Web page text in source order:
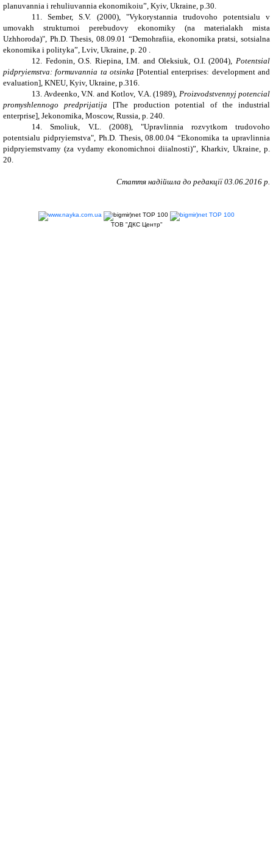
planuvannia i rehuliuvannia ekonomikoiu”, Kyiv, Ukraine, p. 30.
11. Sember, S.V. (2000), "Vykorystannia trudovoho potentsialu v
umovakh strukturnoi perebudovy ekonomiky (na materialakh mista
Uzhhoroda)", Ph.D. Thesis,08.09.01 “Demohrafiia, ekonomika pratsi, sotsialna
ekonomika i polityka”, Lviv, Ukraine, p. 20 .
12. Fedonin, O.S. Riepina, I.M. and Oleksiuk, O.I. (2004), Potentsial
pidpryiemstva: formuvannia ta otsinka [Potential enterprises: development and
evaluation], KNEU, Kyiv, Ukraine, p. 316.
13. Avdeenko, V.N. and Kotlov, V.A. (1989), Proizvodstvennyj potencial
promyshlennogo predprijatija [The production potential of the industrial
enterprise], Jekonomika, Moscow, Russia, p. 240.
14. Smoliuk, V.L. (2008), "Upravlinnia rozvytkom trudovoho
potentsialu pidpryiemstva", Ph.D. Thesis,08.00.04 “Ekonomika ta upravlinnia
pidpryiemstvamy (za vydamy ekonomichnoi diialnosti)”, Kharkiv, Ukraine, p.
20.
Стаття надійшла до редакції 03 06 .2016 р.
ТОВ "ДКС Центр"